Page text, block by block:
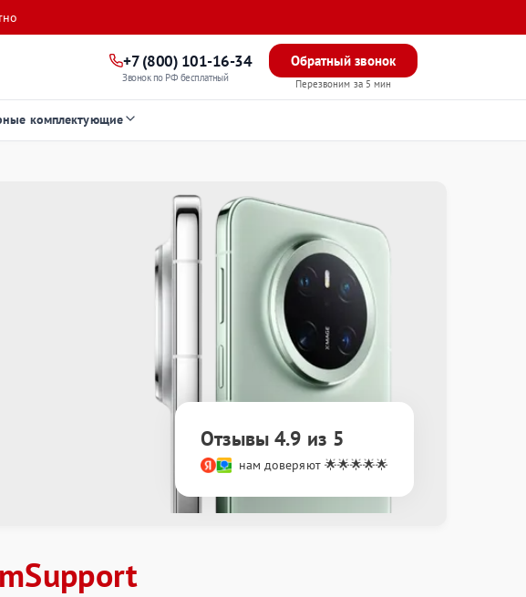
+7 (800) 101-16-34
Звонок по РФ бесплатный
Обратный звонок
Перезвоним за 5 мин
комплектующие
Отзывы 4.9 из 5
нам доверяют 🌟🌟🌟🌟🌟